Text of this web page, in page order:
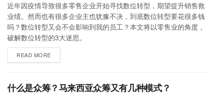
近年因疫情导致很多零售企业开始寻找数位转型，期望提升销售救
业绩。然而也有很多企业主也犹豫不决，到底数位转型要花很多钱
吗？数位转型又会不会影响到我的员工？本文将以零售业的角度，
破解数位转型的3大迷思。
READ MORE
什么是众筹？马来西亚众筹又有几种模式？